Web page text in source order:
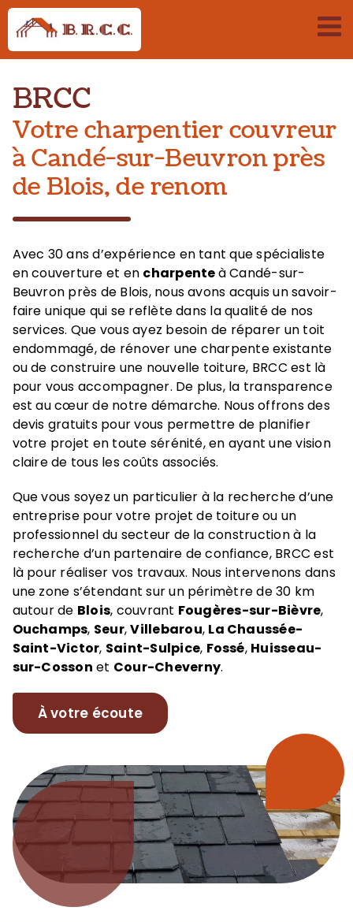
Passer
contenu
BRCC
Votre charpentier couvreur
à Candé-sur-Beuvron près
de Blois, de renom
Avec 30 ans d’expérience en tant que spécialiste
en couverture et en charpenteà Candé-sur-
Beuvron près de Blois, nous avons acquis un savoir-
faire unique qui se reflète dans la qualité de nos
services. Que vous ayez besoin de réparer un toit
endommagé, de rénover une charpente existante
ou de construire une nouvelle toiture, BRCC est là
pour vous accompagner. De plus, la transparence
est au cœur de notre démarche. Nous offrons des
devis gratuits pour vous permettre de planifier
votre projet en toute sérénité, en ayant une vision
claire de tous les coûts associés.
Que vous soyez un particulier à la recherche d’une
entreprise pour votre projet de toiture ou un
professionnel du secteur de la construction à la
recherche d’un partenaire de confiance, BRCC est
là pour réaliser vos travaux. Nous intervenons dans
une zone s’étendant sur un périmètre de 30 km
autour de Blois, couvrant Fougères-sur-Bièvre,
Ouchamps, Seur,Villebarou, La Chaussée-
Saint-Victor, Saint-Sulpice, Fossé, Huisseau-
sur-Cosson et Cour-Cheverny.
À votre écoute